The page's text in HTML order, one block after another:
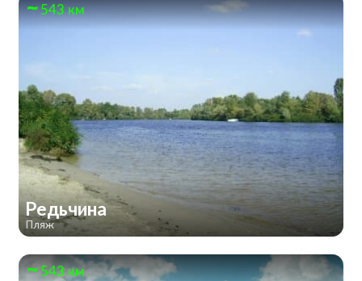
543 км
Редьчина
Пляж
543 км